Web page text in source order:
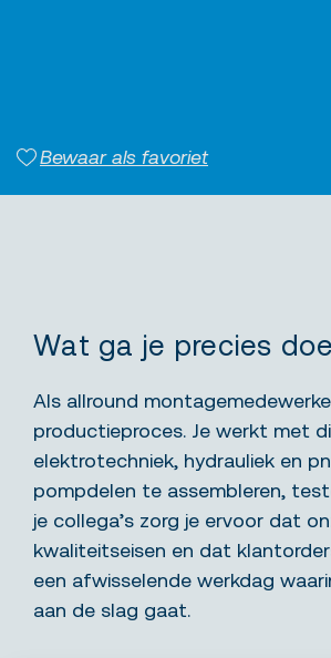
Bewaar als favoriet
Wat ga je precies
Als allround
productieproces. Je werkt met
elektrotechniek, hydrauliek en
pompdelen te assembleren,
je collega’s zorg je ervoor dat
kwaliteitseisen en dat
een afwisselende werkdag
aan de slag gaat.